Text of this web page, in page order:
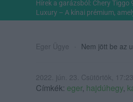
Hírek a garázsból: Chery Tiggo
Luxury – A kínai prémium,
Eger Ügye Nem jött be az
2022. jún. 23. Csütörtök,
Címkék: eger, hajdúhegy,